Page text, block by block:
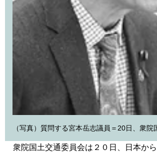
（写真）質問する宮本岳志議員＝20日、衆院
衆院国土交通委員会は２０日、日本か